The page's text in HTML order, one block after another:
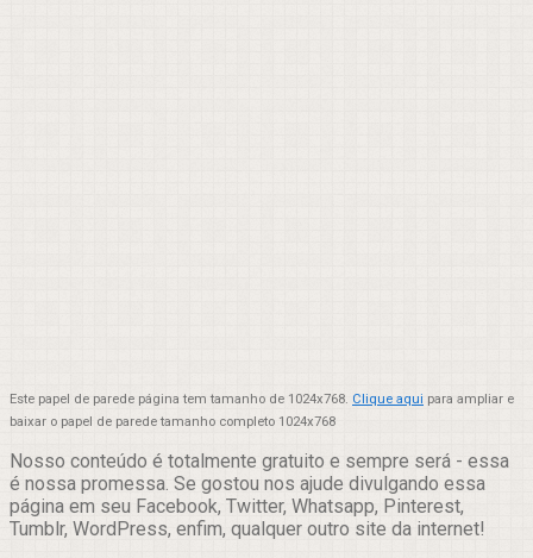
Este papel de parede página tem tamanho de 1024x768. Clique aqui para ampliar e
baixar o papel de parede tamanho completo 1024x768
Nosso conteúdo é totalmente gratuito e sempre será - essa
é nossa promessa. Se gostou nos ajude divulgando essa
página em seu Facebook, Twitter, Whatsapp, Pinterest,
Tumblr, WordPress, enfim, qualquer outro site da internet!